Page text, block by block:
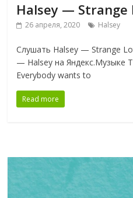
Halsey — Strange
26 апреля, 2020 Halsey
Слушать Halsey — Strange
— Halsey на Яндекс.Музыке
Everybody wants to
Read more